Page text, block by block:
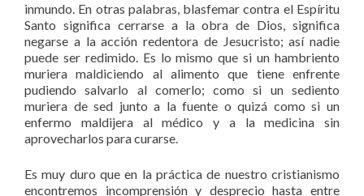
inmundo. En otras palabras, blasfemar contra el Espíritu
Santo significa cerrarse a la obra de Dios, significa
negarse a la acción redentora de Jesucristo; así nadie
puede ser redimido. Es lo mismo que si un hambriento
muriera maldiciendo al alimento que tiene enfrente
pudiendo salvarlo al comerlo; como si un sediento
muriera de sed junto a la fuente o quizá como si un
enfermo maldijera al médico y a la medicina sin
aprovecharlos para curarse.
Es muy duro que en la práctica de nuestro cristianismo
encontremos incomprensión y desprecio hasta entre